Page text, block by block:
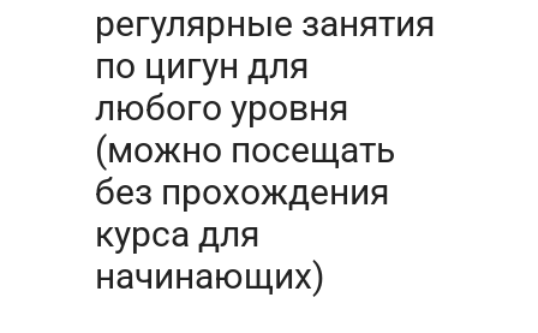
регулярные занятия
по цигун для
любого уровня
(можно посещать
без прохождения
курса для
начинающих)